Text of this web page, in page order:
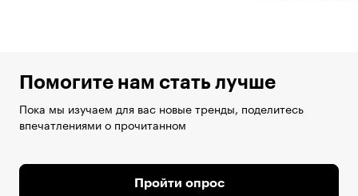
Помогите нам стать лучше
Пока мы изучаем для вас новые тренды, поделитесь
впечатлениями о прочитанном
Пройти опрос